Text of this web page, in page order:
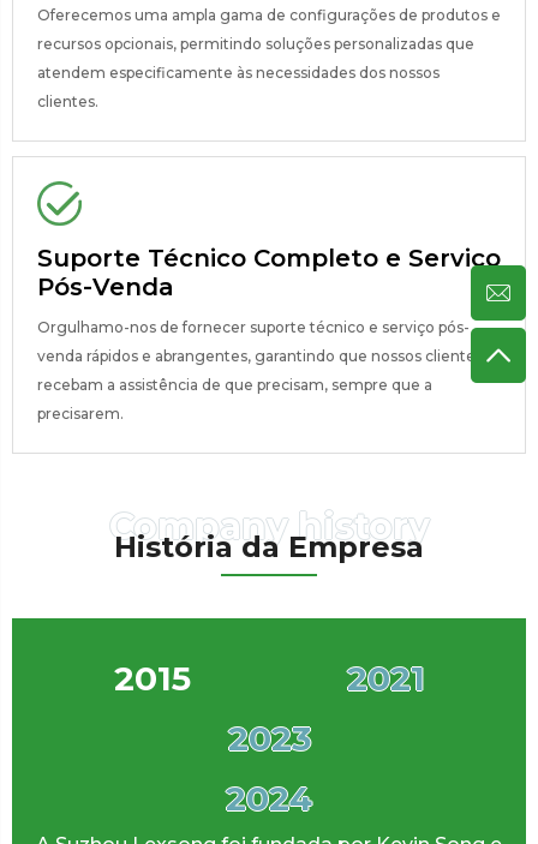
Oferecemos uma ampla gama de configurações de produtos e
recursos opcionais, permitindo soluções personalizadas que
atendem especificamente às necessidades dos nossos
clientes.
Suporte Técnico Completo e Serviço
Pós-Venda
Orgulhamo-nos de fornecer suporte técnico e serviço pós-
venda rápidos e abrangentes, garantindo que nossos clientes
recebam a assistência de que precisam, sempre que a
precisarem.
História da Empresa
2015
2021
2023
2024